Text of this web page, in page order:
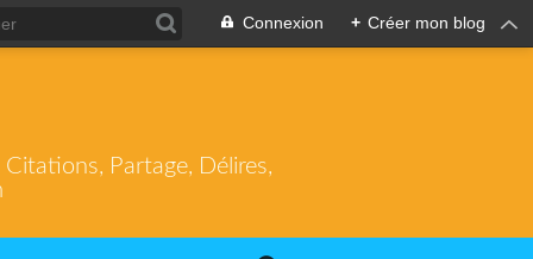
Connexion + Créer mon blog
Partage, Délires,